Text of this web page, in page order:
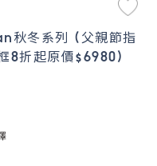
冬系列 (父親節指
8折起原價$6980)